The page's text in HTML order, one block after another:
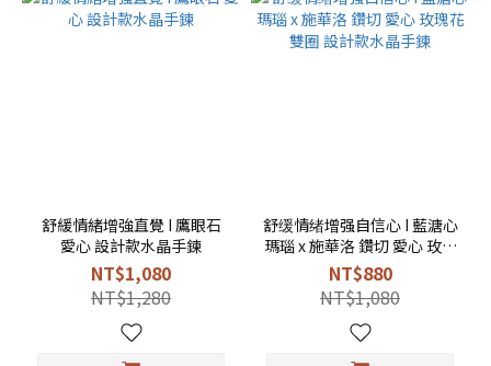
舒緩情緒增強直覺 I 鷹眼石
愛心 設計款水晶手鍊
NT$1,080
NT$1,280
舒缓情绪增强自信心 I 藍溏心
瑪瑙 x 施華洛 鑽切 愛心 玫瑰
花 雙圈 設計款水晶手鍊
NT$880
NT$1,080